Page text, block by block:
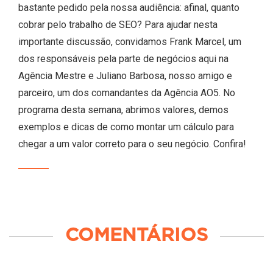
bastante pedido pela nossa audiência: afinal, quanto
cobrar pelo trabalho de SEO? Para ajudar nesta
importante discussão, convidamos Frank Marcel, um
dos responsáveis pela parte de negócios aqui na
Agência Mestre e Juliano Barbosa, nosso amigo e
parceiro, um dos comandantes da Agência AO5. No
programa desta semana, abrimos valores, demos
exemplos e dicas de como montar um cálculo para
chegar a um valor correto para o seu negócio. Confira!
COMENTÁRIOS